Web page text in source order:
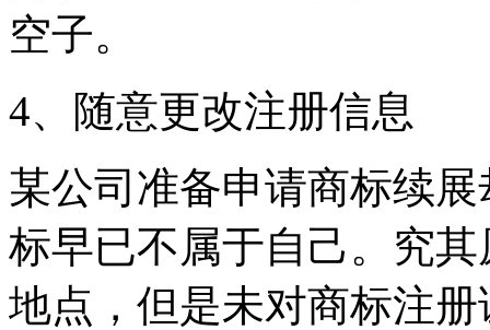
空子。
4、随意更改注册信息
某公司准备申请商标续
标早已不属于自己。究
地点，但是未对商标注